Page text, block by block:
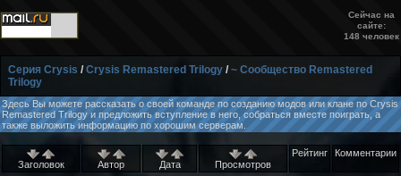
Сейчас на
сайте:
148 человек
Серия Crysis /Crysis Remastered Trilogy /~ Сообщество Remastered
Trilogy
Здесь Вы можете рассказать о своей команде по созданию модов или клане по Crysis
Remastered Trilogy и предложить вступление в него, собраться вместе поиграть, а
также выложить информацию по хорошим серверам.
Заголовок Автор Дата Просмотров
Рейтинг Комментарии